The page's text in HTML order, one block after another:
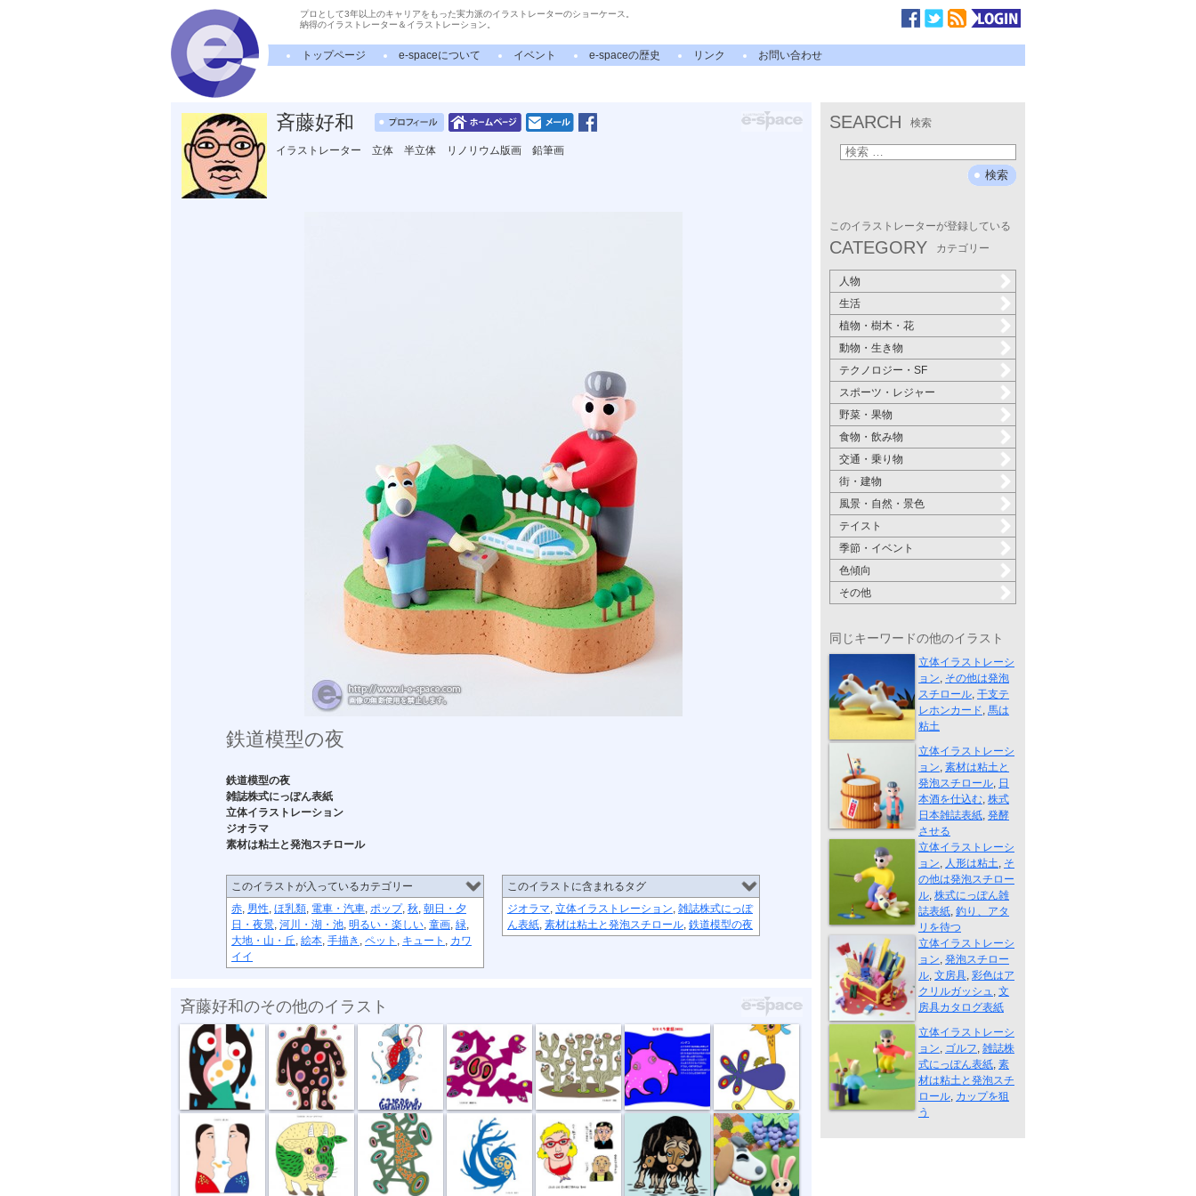
プロとして3年以上のキャリアをもった実力派のイラストレーターのショーケース。
納得のイラストレーター＆イラストレーション。
トップページ e-spaceについて イベント e-spaceの歴史 リンク お問い合わせ
斉藤好和
イラストレーター 立体 半立体 リノリウム版画 鉛筆画
鉄道模型の夜
鉄道模型の夜
雑誌株式にっぽん表紙
立体イラストレーション
ジオラマ
素材は粘土と発泡スチロール
このイラストが入っているカテゴリー
赤, 男性, ほ乳類, 電車・汽車, ポップ, 秋, 朝日・夕
日・夜景, 河川・湖・池, 明るい・楽しい, 童画, 緑,
大地・山・丘, 絵本, 手描き , ペット , キュート , カワ
イイ
このイラストに含まれるタグ
ジオラマ, 立体イラストレーション, 雑誌株式にっぽ
ん表紙, 素材は粘土と発泡スチロール, 鉄道模型の夜
斉藤好和のその他のイラスト
傘がない 正体不明 深海の恋 草原タクシー
話し合い オハヨーゴザ... 噂の出所 風祭り ハイ私です。 ジャコウウシ しちのすけa
SEARCH 検索
このイラストレーターが登録している
CATEGORY カテゴリー
人物
生活
植物・樹木・花
動物・生き物
テクノロジー・SF
スポーツ・レジャー
野菜・果物
食物・飲み物
交通・乗り物
街・建物
風景・自然・景色
テイスト
季節・イベント
色傾向
その他
同じキーワードの他のイラスト
干支テレホン...
立体イラストレーシ
ョン, その他は発泡
スチロール, 干支テ
レホンカード, 馬は
粘土
立体イラストレーシ
ョン, 素材は粘土と
発泡スチロール, 日
本酒を仕込む, 株式
日本雑誌表紙, 発酵
させる
アタリを待つ
立体イラストレーシ
ョン, 人形は粘土, そ
の他は発泡スチロー
ル, 株式にっぽん雑
誌表紙, 釣り、アタ
リを待つ
文房具
立体イラストレーシ
ョン, 発泡スチロー
ル, 文房具, 彩色はア
クリルガッシュ, 文
房具カタログ表紙
カップを狙う
立体イラストレーシ
ョン, ゴルフ, 雑誌株
式にっぽん表紙, 素
材は粘土と発泡スチ
ロール, カップを狙
う